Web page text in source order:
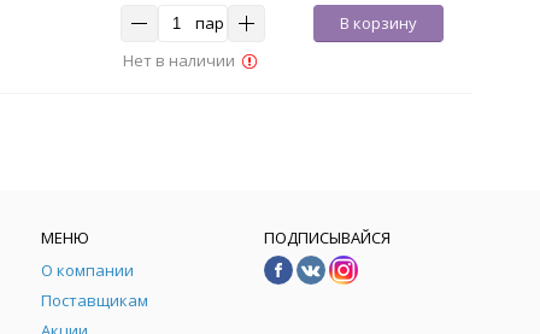
пар
В корзину
Нет в наличии
МЕНЮ
О компании
Поставщикам
ПОДПИСЫВАЙСЯ